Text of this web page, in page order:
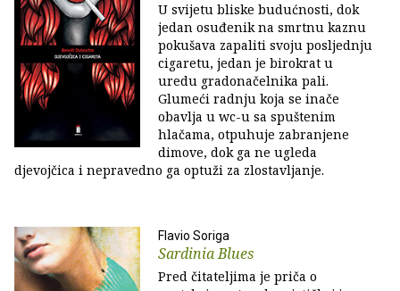
U svijetu bliske budućnosti, dok
jedan osuđenik na smrtnu kaznu
pokušava zapaliti svoju posljednju
cigaretu, jedan je birokrat u
uredu gradonačelnika pali.
Glumeći radnju koja se inače
obavlja u wc-u sa spuštenim
hlačama, otpuhuje zabranjene
dimove, dok ga ne ugleda
djevojčica i nepravedno ga optuži za zlostavljanje.
Flavio Soriga
Sardinia Blues
Pred čitateljima je priča o